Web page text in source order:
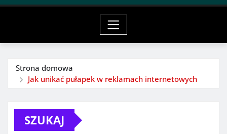
Strona domowa
Jak unikać pułapek w reklamach internetowych
SZUKAJ